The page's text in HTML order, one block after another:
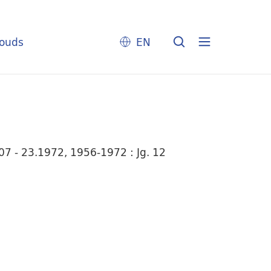
EN
- 23.1972, 1956-1972 : Jg. 12